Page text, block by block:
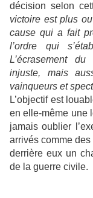
décision selon
victoire est plus
cause qui a fait
l’ordre qui
L’écrasement
injuste, mais
vainqueurs et
L’objectif est
en elle-même une
jamais oublier
arrivés comme
derrière eux un
de la guerre civile.